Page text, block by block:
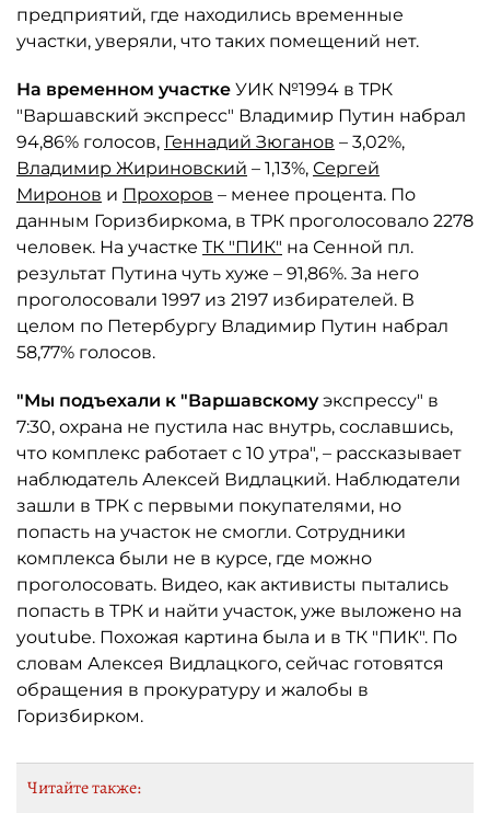
предприятий, где находились временные
участки, уверяли, что таких помещений нет.
На временном участке УИК №1994 в ТРК
"Варшавский экспресс" Владимир Путин набрал
94,86% голосов, Геннадий Зюганов – 3,02%,
Владимир Жириновский – 1,13%, Сергей
Миронов и Прохоров – менее процента. По
данным Горизбиркома, в ТРК проголосовало 2278
человек. На участке ТК "ПИК" на Сенной пл.
результат Путина чуть хуже – 91,86%. За него
проголосовали 1997 из 2197 избирателей. В
целом по Петербургу Владимир Путин набрал
58,77% голосов.
"Мы подъехали к "Варшавскомуэкспрессу" в
7:30, охрана не пустила нас внутрь, сославшись,
что комплекс работает с 10 утра", – рассказывает
наблюдатель Алексей Видлацкий. Наблюдатели
зашли в ТРК с первыми покупателями, но
попасть на участок не смогли. Сотрудники
комплекса были не в курсе, где можно
проголосовать. Видео, как активисты пытались
попасть в ТРК и найти участок, уже выложено на
youtube. Похожая картина была и в ТК "ПИК". По
словам Алексея Видлацкого, сейчас готовятся
обращения в прокуратуру и жалобы в
Горизбирком.
Читайте также: